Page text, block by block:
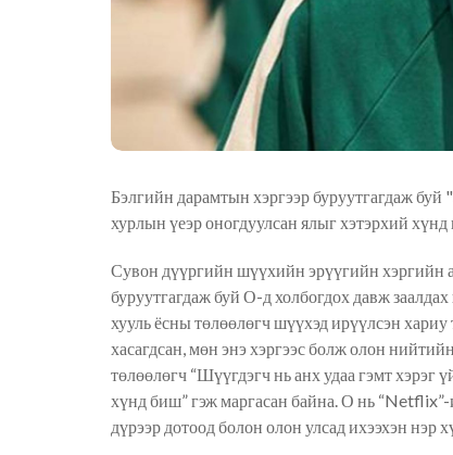
Бэлгийн дарамтын хэргээр буруутгагдаж
хурлын үеэр оногдуулсан ялыг хэтэрхий хүнд
Сувон дүүргийн шүүхийн эрүүгийн хэргийн
буруутгагдаж буй О-д холбогдох давж
хууль ёсны төлөөлөгч шүүхэд ирүүлсэн
хасагдсан, мөн энэ хэргээс болж олон нийтийн
төлөөлөгч “Шүүгдэгч нь анх удаа гэмт хэрэг
хүнд биш” гэж маргасан байна. О нь “Netflix
дүрээр дотоод болон олон улсад ихээхэн нэр